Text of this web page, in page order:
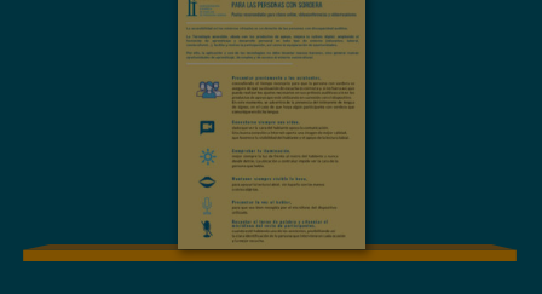
ENTORNOS
DIGITALES
INCLUSIVOS Y
ACCESIBLES PARA
LAS PERSONAS
CON SORDERA.
Pautas
recomendadas
para clases online,
videoconferencias y
videorreuniones
MATERIAL GRÁFICO